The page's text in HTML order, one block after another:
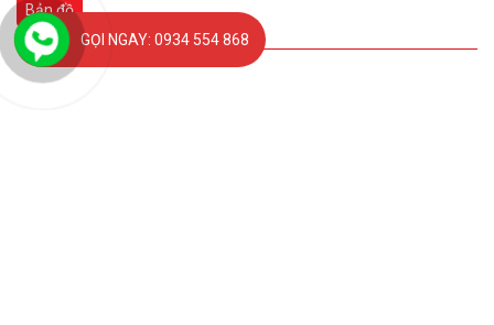
Bản đồ
GỌI NGAY: 0934 554 868